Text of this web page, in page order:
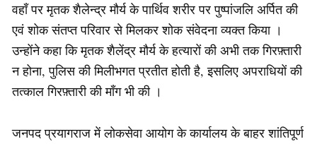
वहाँ पर मृतक शैलेन्द्र मौर्य के पार्थिव शरीर पर पुष्पांजलि अर्पित की
एवं शोक संतप्त परिवार से मिलकर शोक संवेदना व्यक्त किया ।
उन्होंने कहा कि मृतक शैलेंद्र मौर्य के हत्यारों की अभी तक गिरफ़्तारी
न होना, पुलिस की मिलीभगत प्रतीत होती है, इसलिए अपराधियों की
तत्काल गिरफ़्तारी की माँग भी की ।
जनपद प्रयागराज में लोकसेवा आयोग के कार्यालय के बाहर शांतिपूर्ण